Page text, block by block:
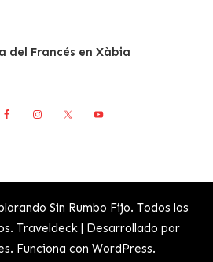
del Francés en Xàbia
Sin Rumbo Fijo. Todos los
Traveldeck | Desarrollado por
. Funciona con WordPress.